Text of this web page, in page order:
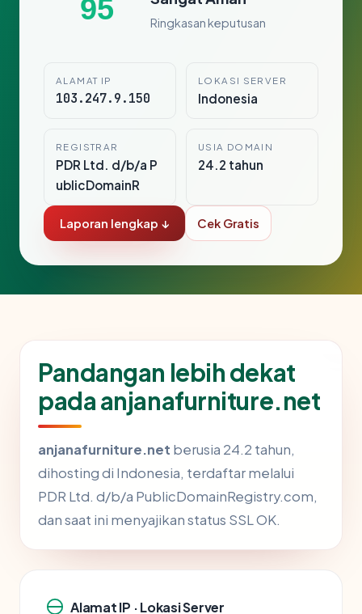
95 Ringkasan keputusan
ALAMAT IP
103.247.9.150
LOKASI SERVER
Indonesia
REGISTRAR
PDR Ltd. d/b/a P
ublicDomainR
USIA DOMAIN
24.2 tahun
Laporan lengkap ↓ Cek Gratis
Pandangan lebih dekat
pada anjanafurniture.net
anjanafurniture.net berusia 24.2 tahun,
dihosting di Indonesia, terdaftar melalui
PDR Ltd. d/b/a PublicDomainRegistry.com,
dan saat ini menyajikan status SSL OK.
Alamat IP · Lokasi Server